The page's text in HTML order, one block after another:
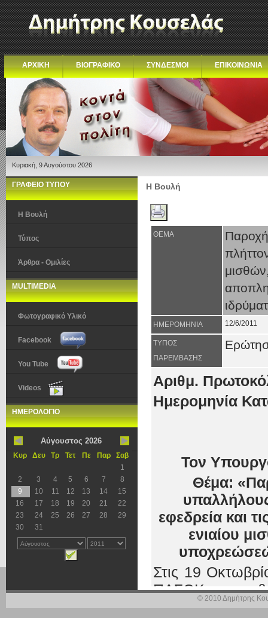
ΑΡΧΙΚΗ ΒΙΟΓΡΑΦΙΚΟ ΣΥΝΔΕΣΜΟΙ ΕΠΙΚΟΙΝΩΝΙΑ
Κυριακή, 9 Αυγούστου 2026
ΓΡΑΦΕΙΟ ΤΥΠΟΥ
Η Βουλή
Τύπος
Άρθρα - Ομιλίες
MULTIMEDIA
Φωτογραφικό Υλικό
Facebook
You Tube
Videos
ΗΜΕΡΟΛΟΓΙΟ
Αύγουστος 2026
Κυρ Δευ Τρ Τετ Πε Παρ
Σαβ
1
2
3 4 5 6 7
8
9
10 11 12 13 14
15
16
17 18 19 20 21
22
23
24 25 26 27 28
29
30
31
Η Βουλή
ΘΕΜΑ
ΗΜΕΡΟΜΗΝΙΑ 12/6/2011
ΤΥΠΟΣ
ΠΑΡΕΜΒΑΣΗΣ
Αριθμ.
Ημερομηνία
Τον
Θέμα:
εφεδρεία και
ενιαίου
Στις 19
ΠΑΣΟΚ
Υπουργό© 2010 Δημήτρης